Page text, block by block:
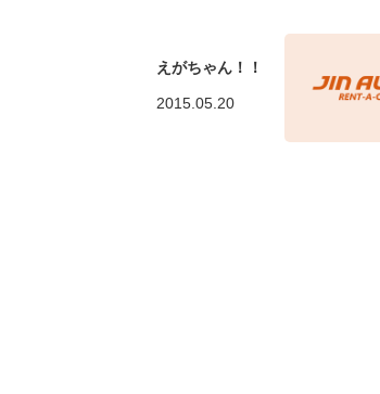
えがちゃん！！
2015.05.20